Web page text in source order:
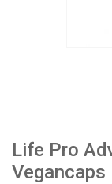
Life Pro
Vegancaps